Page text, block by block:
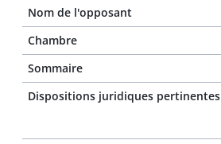
Nom de l'opposant
Chambre
Sommaire
Dispositions juridiques pertinentes